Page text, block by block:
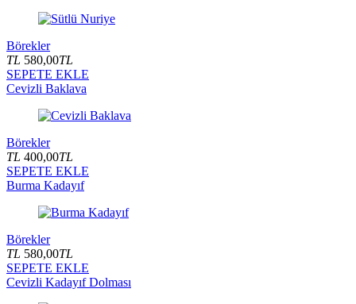
Börekler
TL 580,00TL
SEPETE EKLE
Cevizli Baklava
Börekler
TL 400,00TL
SEPETE EKLE
Burma Kadayıf
Börekler
TL 580,00TL
SEPETE EKLE
Cevizli Kadayıf Dolması